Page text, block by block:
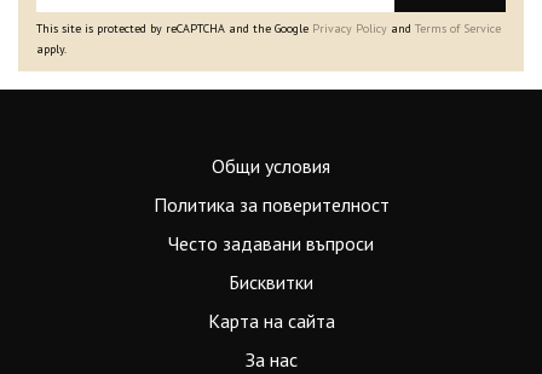
This site is protected by reCAPTCHA and the Google Privacy Policy and Terms of Service
apply.
Общи условия
Политика за поверителност
Често задавани въпроси
Бисквитки
Карта на сайта
За нас